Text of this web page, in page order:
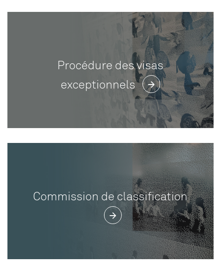
Procédure des visas
exceptionnels
Commission de classification